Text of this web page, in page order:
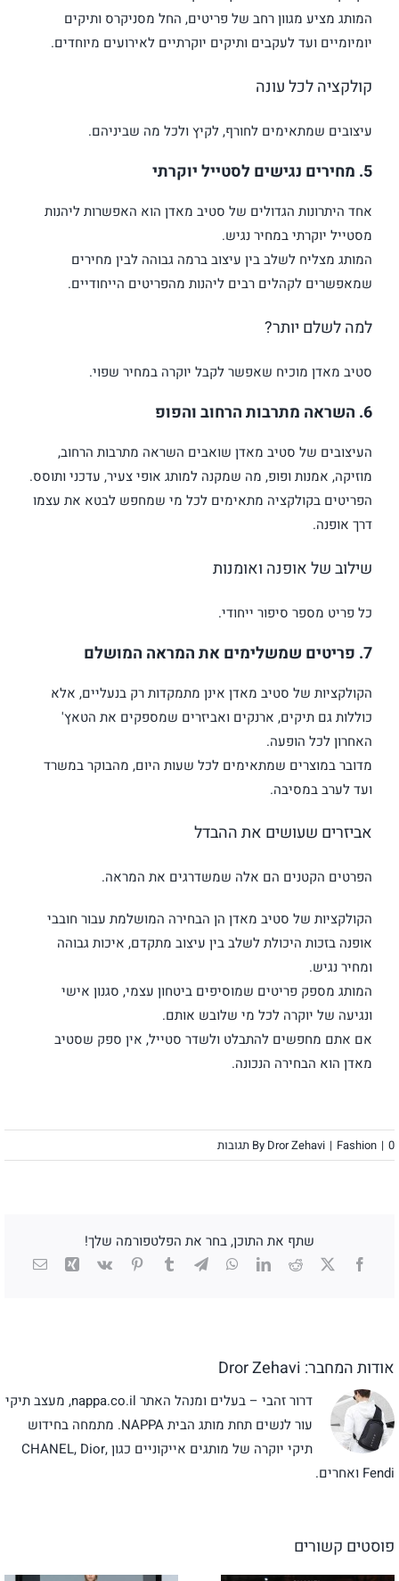
המותג מציע מגוון רחב של פריטים, החל מסניקרס ותיקים
יומיומיים ועד לעקבים ותיקים יוקרתיים לאירועים מיוחדים.
קולקציה לכל עונה
עיצובים שמתאימים לחורף, לקיץ ולכל מה שביניהם.
5. מחירים נגישים לסטייל יוקרתי
אחד היתרונות הגדולים של סטיב מאדן הוא האפשרות ליהנות
מסטייל יוקרתי במחיר נגיש.
המותג מצליח לשלב בין עיצוב ברמה גבוהה לבין מחירים
שמאפשרים לקהלים רבים ליהנות מהפריטים הייחודיים.
למה לשלם יותר?
סטיב מאדן מוכיח שאפשר לקבל יוקרה במחיר שפוי.
6. השראה מתרבות הרחוב והפופ
העיצובים של סטיב מאדן שואבים השראה מתרבות הרחוב,
מוזיקה, אמנות ופופ, מה שמקנה למותג אופי צעיר, עדכני ותוסס.
הפריטים בקולקציה מתאימים לכל מי שמחפש לבטא את עצמו
דרך אופנה.
שילוב של אופנה ואומנות
כל פריט מספר סיפור ייחודי.
7. פריטים שמשלימים את המראה המושלם
הקולקציות של סטיב מאדן אינן מתמקדות רק בנעליים, אלא
כוללות גם תיקים, ארנקים ואביזרים שמספקים את הטאץ'
האחרון לכל הופעה.
מדובר במוצרים שמתאימים לכל שעות היום, מהבוקר במשרד
ועד לערב במסיבה.
אביזרים שעושים את ההבדל
הפרטים הקטנים הם אלה שמשדרגים את המראה.
הקולקציות של סטיב מאדן הן הבחירה המושלמת עבור חובבי
אופנה בזכות היכולת לשלב בין עיצוב מתקדם, איכות גבוהה
ומחיר נגיש.
המותג מספק פריטים שמוסיפים ביטחון עצמי, סגנון אישי
ונגיעה של יוקרה לכל מי שלובש אותם.
אם אתם מחפשים להתבלט ולשדר סטייל, אין ספק שסטיב
מאדן הוא הבחירה הנכונה.
By Dror Zehavi | Fashion | 0 תגובות
שתף את התוכן, בחר את הפלטפורמה שלך!
Facebook
X
Reddit
LinkedIn
WhatsApp
Telegram
Tumblr
Pinterest
Vk
Xing
אודות המחבר: Dror Zehavi
דרור זהבי – בעלים ומנהל האתר nappa.co.il, מעצב תיקי
עור לנשים תחת מותג הבית NAPPA. מתמחה בחידוש
תיקי יוקרה של מותגים אייקוניים כגון CHANEL, Dior,
Fendi ואחרים.
פוסטים קשורים